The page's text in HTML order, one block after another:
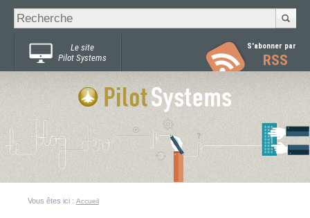
Chercher par
Recherche
avancée…
Le site
Pilot Systems
S'abonner par
RSS
Vous êtes ici : Accueil